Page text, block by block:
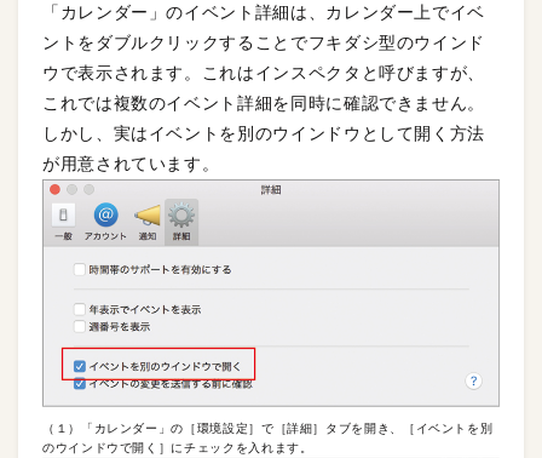
「カレンダー」のイベント詳細は、カレンダー上でイベ
ントをダブルクリックすることでフキダシ型のウインド
ウで表示されます。これはインスペクタと呼びますが、
これでは複数のイベント詳細を同時に確認できません。
しかし、実はイベントを別のウインドウとして開く方法
が用意されています。
（１）「カレンダー」の［環境設定］で［詳細］タブを開き、［イベントを別
のウインドウで開く］にチェックを入れます。